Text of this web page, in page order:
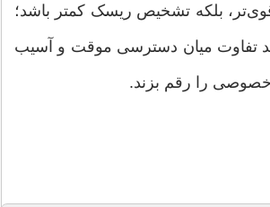
بلکه تشخیص ریسک کمتر باشد؛
تفاوت میان دسترسی موقت و آسیب
را رقم بزند.